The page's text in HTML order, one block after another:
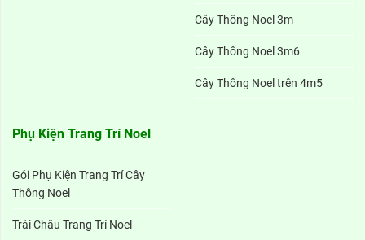
Cây Thông Noel 3m
Cây Thông Noel 3m6
Cây Thông Noel trên 4m5
Phụ Kiện Trang Trí Noel
Gói Phụ Kiện Trang Trí Cây
Thông Noel
Trái Châu Trang Trí Noel